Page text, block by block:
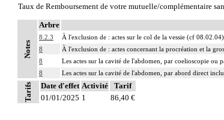
Taux de Remboursement de votre mutuelle/complémentaire
Notes
Arbre
8.2.3
À l'exclusion de : actes sur le col de la vessie (cf 08.02.04)
8
À l'exclusion de : actes concernant la procréation et la
8
Les actes sur la cavité de l'abdomen, par coelioscopie ou
8
Les actes sur la cavité de l'abdomen, par abord direct
Tarifs Date d'effet Activité
Tarif
01/01/2025 1 86,40 €